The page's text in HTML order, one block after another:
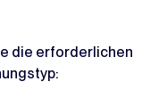
die erforderlichen